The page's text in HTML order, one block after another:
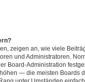
zeigen an, wie viele
und Administratoren.
Board-Administration
— die meisten Boards